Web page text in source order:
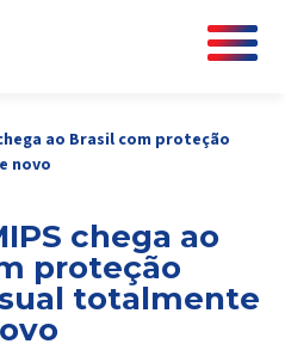
ao Brasil com proteção
novo
chega ao
proteção
totalmente